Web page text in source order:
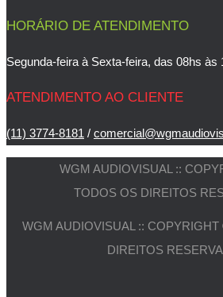
HORÁRIO DE ATENDIMENTO
Segunda-feira à Sexta-feira, das 08hs às
ATENDIMENTO AO CLIENTE
(11) 3774-8181 /
WGM AUDIOVISUAL ::
TODOS OS DIREITOS
WGM AUDIOVISUAL ::
DIREITOS